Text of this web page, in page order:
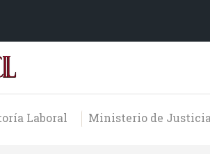
Laboral Ministerio de Justicia